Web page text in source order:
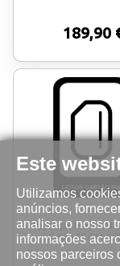
Este
Utilizamos
anúncios,
analisar o nosso
informações
nossos parceiros
189,90
Reparação leitor SIM
Galaxy S8 (SM-